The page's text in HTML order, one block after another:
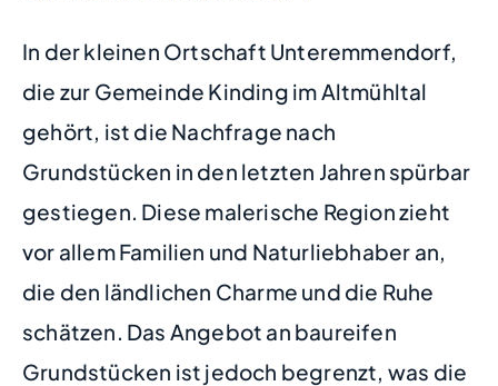
In der kleinen Ortschaft Unteremmendorf,
die zur Gemeinde Kinding im Altmühltal
gehört, ist die Nachfrage nach
Grundstücken in den letzten Jahren spürbar
gestiegen. Diese malerische Region zieht
vor allem Familien und Naturliebhaber an,
die den ländlichen Charme und die Ruhe
schätzen. Das Angebot an baureifen
Grundstücken ist jedoch begrenzt, was die